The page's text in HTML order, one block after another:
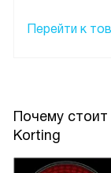
Перейти к
Почему
Korting